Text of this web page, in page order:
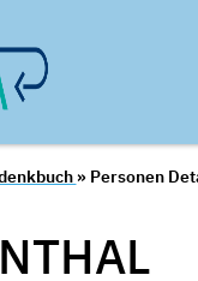
» Personen